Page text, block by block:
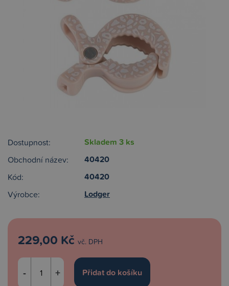
Dostupnost: Skladem 3 ks
Obchodní název: 40420
Kód: 40420
Výrobce: Lodger
229,00 Kč vč. DPH
- +